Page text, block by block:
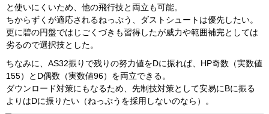
と使いにくいため、他の飛行技と両立も可能。
ちからずくが適応されるねっぷう、ダストシュートは優先したい。
更に碧の円盤ではじごくづきも習得したが威力や範囲補完としては
劣るので選択技とした。
ちなみに、AS32振りで残りの努力値をDに振れば、HP奇数（実数値
155）とD偶数（実数値96）を両立できる。
ダウンロード対策にもなるため、先制技対策として安易にBに振る
よりはDに振りたい（ねっぷうを採用しないのなら）。